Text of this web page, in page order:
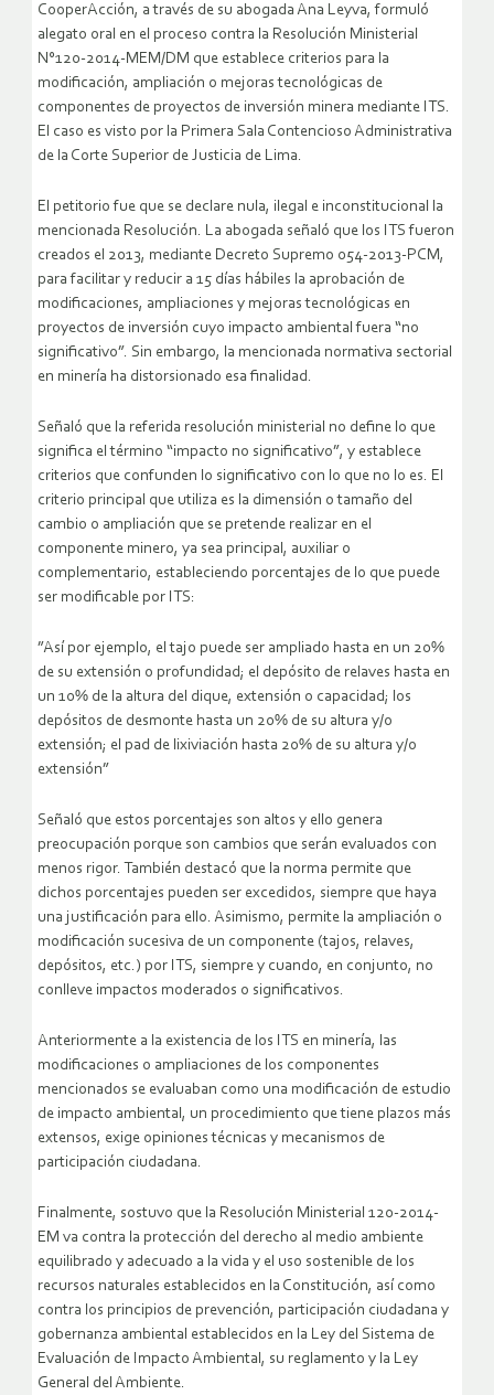
CooperAcción, a través de su abogada Ana Leyva, formuló
alegato oral en el proceso contra la Resolución Ministerial
N°120-2014-MEM/DM que establece criterios para la
modificación, ampliación o mejoras tecnológicas de
componentes de proyectos de inversión minera mediante ITS.
El caso es visto por la Primera Sala Contencioso Administrativa
de la Corte Superior de Justicia de Lima.
El petitorio fue que se declare nula, ilegal e inconstitucional la
mencionada Resolución. La abogada señaló que los ITS fueron
creados el 2013, mediante Decreto Supremo 054-2013-PCM,
para facilitar y reducir a 15 días hábiles la aprobación de
modificaciones, ampliaciones y mejoras tecnológicas en
proyectos de inversión cuyo impacto ambiental fuera “no
significativo”. Sin embargo, la mencionada normativa sectorial
en minería ha distorsionado esa finalidad.
Señaló que la referida resolución ministerial no define lo que
significa el término “impacto no significativo”, y establece
criterios que confunden lo significativo con lo que no lo es. El
criterio principal que utiliza es la dimensión o tamaño del
cambio o ampliación que se pretende realizar en el
componente minero, ya sea principal, auxiliar o
complementario, estableciendo porcentajes de lo que puede
ser modificable por ITS:
”Así por ejemplo, el tajo puede ser ampliado hasta en un 20%
de su extensión o profundidad; el depósito de relaves hasta en
un 10% de la altura del dique, extensión o capacidad; los
depósitos de desmonte hasta un 20% de su altura y/o
extensión; el pad de lixiviación hasta 20% de su altura y/o
extensión”
Señaló que estos porcentajes son altos y ello genera
preocupación porque son cambios que serán evaluados con
menos rigor. También destacó que la norma permite que
dichos porcentajes pueden ser excedidos, siempre que haya
una justificación para ello. Asimismo, permite la ampliación o
modificación sucesiva de un componente (tajos, relaves,
depósitos, etc.) por ITS, siempre y cuando, en conjunto, no
conlleve impactos moderados o significativos.
Anteriormente a la existencia de los ITS en minería, las
modificaciones o ampliaciones de los componentes
mencionados se evaluaban como una modificación de estudio
de impacto ambiental, un procedimiento que tiene plazos más
extensos, exige opiniones técnicas y mecanismos de
participación ciudadana.
Finalmente, sostuvo que la Resolución Ministerial 120-2014-
EM va contra la protección del derecho al medio ambiente
equilibrado y adecuado a la vida y el uso sostenible de los
recursos naturales establecidos en la Constitución, así como
contra los principios de prevención, participación ciudadana y
gobernanza ambiental establecidos en la Ley del Sistema de
Evaluación de Impacto Ambiental, su reglamento y la Ley
General del Ambiente.